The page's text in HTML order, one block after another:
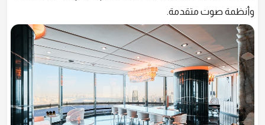
وأنظمة صوت متقدمة.